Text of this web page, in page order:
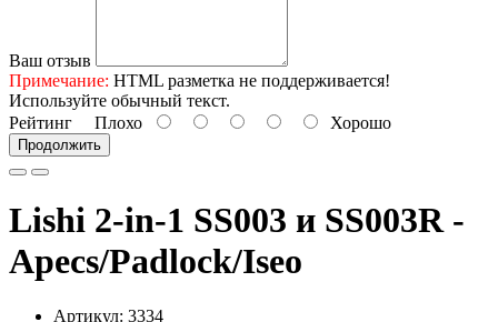
Ваш отзыв
Примечание: HTML разметка не поддерживается!
Используйте обычный текст.
Рейтинг Плохо Хорошо
Продолжить
Lishi 2-in-1 SS003 и SS003R -
Apecs/Padlock/Iseo
Артикул: 3334